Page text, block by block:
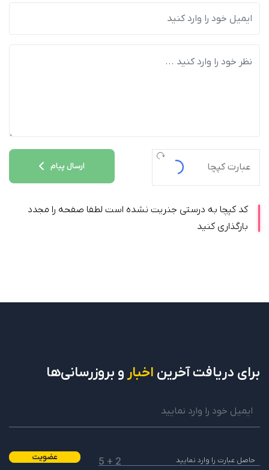
ارسال پیام
کد کپچا به درستی جنریت نشده است لطفا صفحه را مجدد
بارگذاری کنید
برای دریافتآخرین اخبار و بروزرسانی‌ها
2 + 5 عضویت